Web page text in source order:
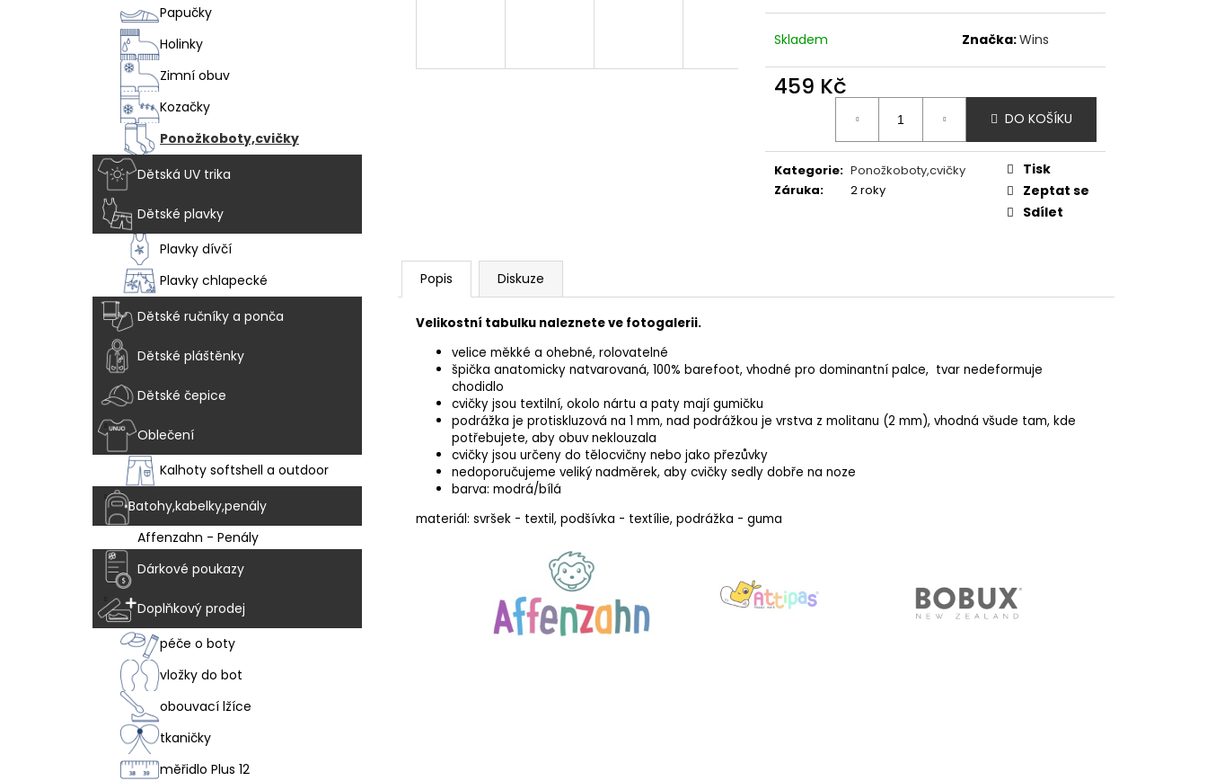
Papučky
Holinky
Zimní obuv
Kozačky
Ponožkoboty,cvičky
Dětská UV trika
Dětské plavky
Plavky dívčí
Plavky chlapecké
Dětské ručníky a ponča
Dětské pláštěnky
Dětské čepice
Oblečení
Kalhoty softshell a outdoor
Batohy,kabelky,penály
Affenzahn - Penály
Dárkové poukazy
Doplňkový prodej
péče o boty
vložky do bot
obouvací lžíce
tkaničky
měřidlo Plus 12
Skladem Značka:Wins
459 Kč
DO KOŠÍKU
Kategorie: Ponožkoboty,cvičky
Záruka: 2 roky
Tisk
Zeptat se
Sdílet
Popis Diskuze
Velikostní tabulku naleznete ve fotogalerii.
velice měkké a ohebné, rolovatelné
špička anatomicky natvarovaná, 100% barefoot, vhodné pro dominantní palce, tvar nedeformuje
chodidlo
cvičky jsou textilní, okolo nártu a paty mají gumičku
podrážka je protiskluzová na 1 mm, nad podrážkou je vrstva z molitanu (2 mm), vhodná všude tam, kde
potřebujete, aby obuv neklouzala
cvičky jsou určeny do tělocvičny nebo jako přezůvky
nedoporučujeme veliký nadměrek, aby cvičky sedly dobře na noze
barva: modrá/bílá
materiál: svršek - textil, podšívka - textílie, podrážka - guma
1 915 Kč